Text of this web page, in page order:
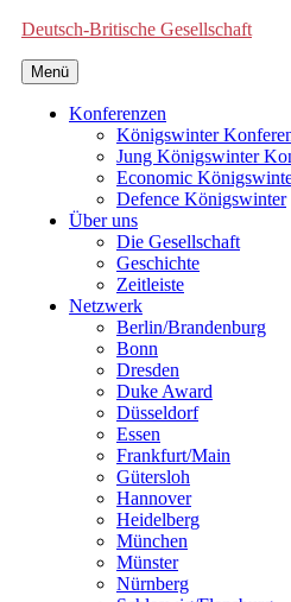
Deutsch-Britische Gesellschaft
Menü
Konferenzen
Königswinter
Jung Königswinter
Economic
Defence Königswinter
Über uns
Die Gesellschaft
Geschichte
Zeitleiste
Netzwerk
Berlin/Brandenburg
Bonn
Dresden
Duke Award
Düsseldorf
Essen
Frankfurt/Main
Gütersloh
Hannover
Heidelberg
München
Münster
Nürnberg